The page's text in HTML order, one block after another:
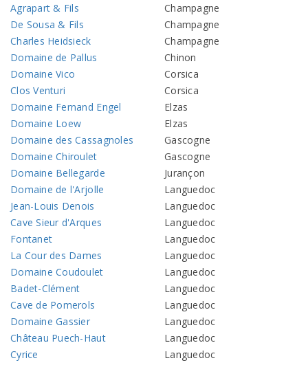
Agrapart & Fils
Champagne
De Sousa & Fils
Champagne
Charles Heidsieck
Champagne
Domaine de Pallus
Chinon
Domaine Vico
Corsica
Clos Venturi
Corsica
Domaine Fernand Engel
Elzas
Domaine Loew
Elzas
Domaine des Cassagnoles
Gascogne
Domaine Chiroulet
Gascogne
Domaine Bellegarde
Jurançon
Domaine de l'Arjolle
Languedoc
Jean-Louis Denois
Languedoc
Cave Sieur d'Arques
Languedoc
Fontanet
Languedoc
La Cour des Dames
Languedoc
Domaine Coudoulet
Languedoc
Badet-Clément
Languedoc
Cave de Pomerols
Languedoc
Domaine Gassier
Languedoc
Château Puech-Haut
Languedoc
Cyrice
Languedoc